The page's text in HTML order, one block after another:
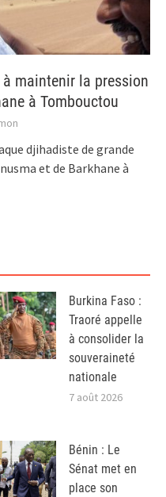
maintenir la pression
à Tombouctou
djihadiste de grande
et de Barkhane à
Burkina Faso :
Traoré appelle
à consolider la
souveraineté
nationale
7 août 2026
Bénin : Le
Sénat met en
place son